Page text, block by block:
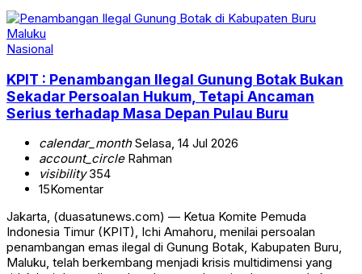
Nasional
KPIT : Penambangan Ilegal Gunung Botak Bukan
Sekadar Persoalan Hukum, Tetapi Ancaman
Serius terhadap Masa Depan Pulau Buru
calendar_monthSelasa, 14 Jul 2026
account_circleRahman
visibility354
15Komentar
Jakarta, (duasatunews.com) — Ketua Komite Pemuda
Indonesia Timur (KPIT), Ichi Amahoru, menilai persoalan
penambangan emas ilegal di Gunung Botak, Kabupaten Buru,
Maluku, telah berkembang menjadi krisis multidimensi yang